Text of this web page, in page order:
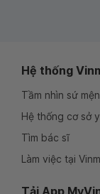
Hệ thống
Tầm nhìn sứ
Hệ thống cơ sở
Tìm bác sĩ
Làm việc tại